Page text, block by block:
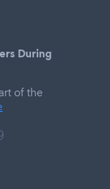
During
of the